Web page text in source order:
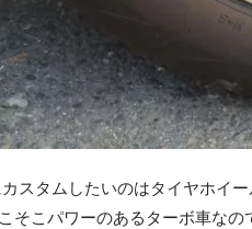
スタムしたいのはタイヤホイー
そこパワーのあるターボ車なの